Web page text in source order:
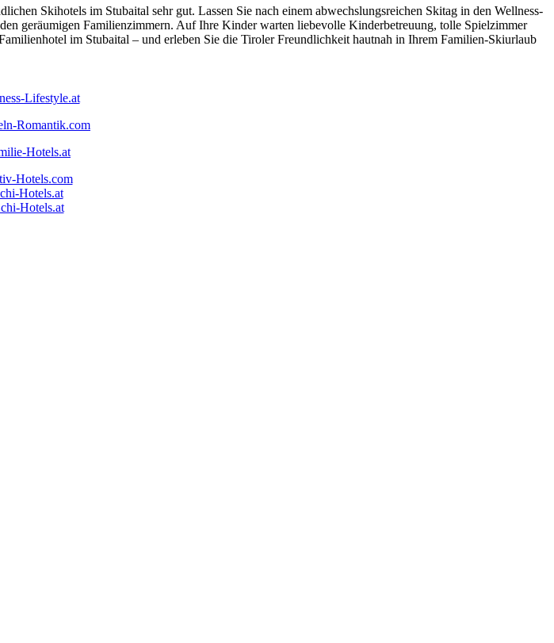
Skihotels im Stubaital sehr gut. Lassen Sie nach einem abwechslungsreichen Skitag in den Wellness-
geräumigen Familienzimmern. Auf Ihre Kinder warten liebevolle Kinderbetreuung, tolle Spielzimmer
im Stubaital – und erleben Sie die Tiroler Freundlichkeit hautnah in Ihrem Familien-Skiurlaub
Hotels.at